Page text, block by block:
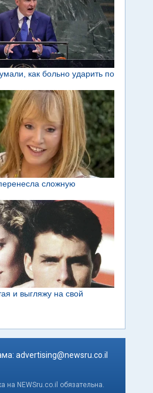
advertising@newsru.co.il
на NEWSru.co.il обязательна.